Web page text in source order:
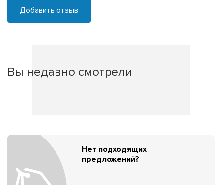
Добавить отзыв
Вы недавно смотрели
Нет подходящих
предложений?